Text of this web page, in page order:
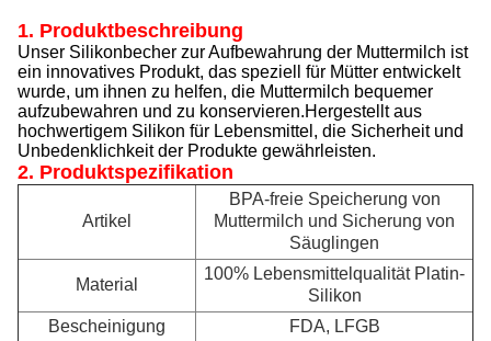
1. Produktbeschreibung
Unser Silikonbecher zur Aufbewahrung der Muttermilch ist
ein innovatives Produkt, das speziell für Mütter entwickelt
wurde, um ihnen zu helfen, die Muttermilch bequemer
aufzubewahren und zu konservieren.Hergestellt aus
hochwertigem Silikon für Lebensmittel, die Sicherheit und
Unbedenklichkeit der Produkte gewährleisten.
2. Produktspezifikation
Artikel
BPA-freie Speicherung von
Muttermilch und Sicherung von
Säuglingen
Material
100% Lebensmittelqualität Platin-
Silikon
Bescheinigung
FDA, LFGB